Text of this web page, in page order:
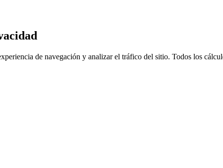
de navegación y analizar el tráfico del sitio. Todos los